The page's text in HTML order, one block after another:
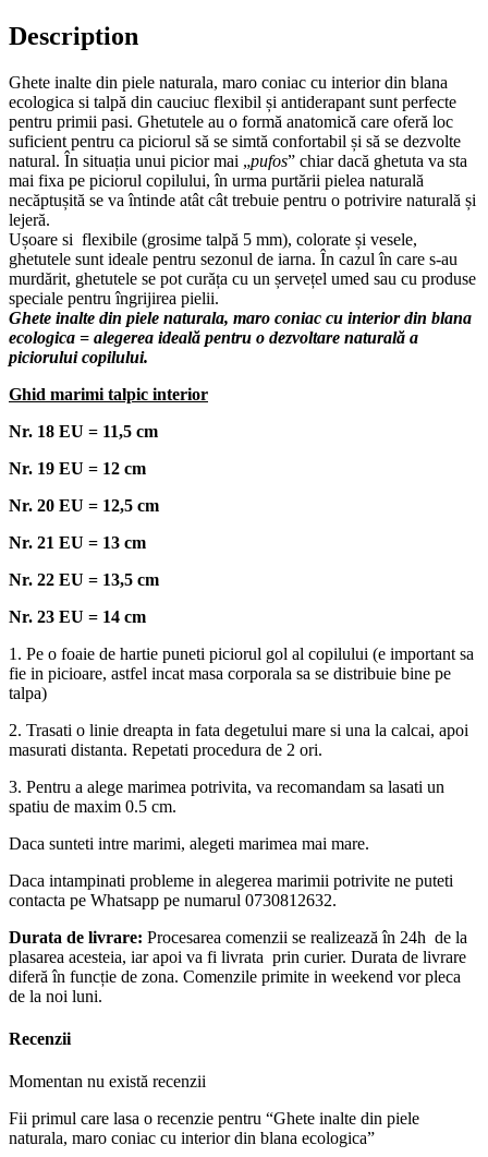
interior
din
ecologica
quantity
Description
Ghete inalte din piele naturala, maro coniac cu interior din blana
ecologica si talpă din cauciuc flexibil și antiderapant sunt perfecte
pentru primii pasi. Ghetutele au o formă anatomică care oferă loc
suficient pentru ca piciorul să se simtă confortabil și să se dezvolte
natural. În situația unui picior mai „pufos” chiar dacă ghetuta va sta
mai fixa pe piciorul copilului, în urma purtării pielea naturală
necăptușită se va întinde atât cât trebuie pentru o potrivire naturală și
lejeră.
Ușoare si flexibile (grosime talpă 5 mm), colorate și vesele,
ghetutele sunt ideale pentru sezonul de iarna. În cazul în care s-au
murdărit, ghetutele se pot curăța cu un șervețel umed sau cu produse
speciale pentru îngrijirea pielii.
Ghete inalte din piele naturala, maro coniac cu interior din blana
ecologica = alegerea ideală pentru o dezvoltare naturală a
piciorului copilului.
Ghid marimi talpic interior
Nr. 18 EU = 11,5 cm
Nr. 19 EU = 12 cm
Nr. 20 EU = 12,5 cm
Nr. 21 EU = 13 cm
Nr. 22 EU = 13,5 cm
Nr. 23 EU = 14 cm
1. Pe o foaie de hartie puneti piciorul gol al copilului (e important sa
fie in picioare, astfel incat masa corporala sa se distribuie bine pe
talpa)
2. Trasati o linie dreapta in fata degetului mare si una la calcai, apoi
masurati distanta. Repetati procedura de 2 ori.
3. Pentru a alege marimea potrivita, va recomandam sa lasati un
spatiu de maxim 0.5 cm.
Daca sunteti intre marimi, alegeti marimea mai mare.
Daca intampinati probleme in alegerea marimii potrivite ne puteti
contacta pe Whatsapp pe numarul 0730812632.
Durata de livrare: Procesarea comenzii se realizează în 24h de la
plasarea acesteia, iar apoi va fi livrata prin curier. Durata de livrare
diferă în funcție de zona. Comenzile primite in weekend vor pleca
de la noi luni.
Recenzii
Momentan nu există recenzii
Fii primul care lasa o recenzie pentru “Ghete inalte din piele
naturala, maro coniac cu interior din blana ecologica”